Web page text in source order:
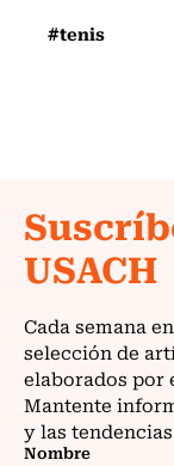
#tenis